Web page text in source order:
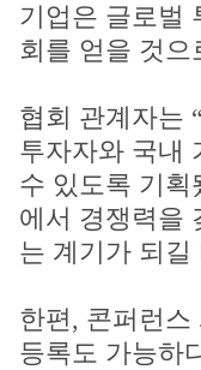
기업은 글로벌
회를 얻을 것으
협회 관계자는
투자자와 국내
수 있도록 기획
에서 경쟁력을
는 계기가 되길
한편, 콘퍼런스
등록도 가능하